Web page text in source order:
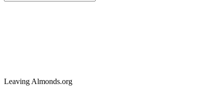
Leaving Almonds.org